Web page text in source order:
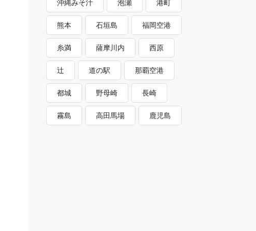
沖縄みそ汁 泡瀬 港町
熊本 石垣島 福岡空港
糸満 薩摩川内 西原
辻 道の駅 那覇空港
都城 野母崎 長崎
霧島 高田馬場 鹿児島